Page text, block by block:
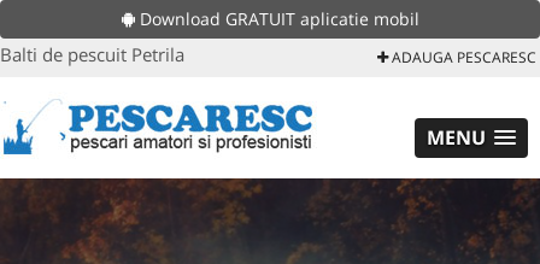
Download GRATUIT aplicatie mobil
Balti de pescuit Petrila ADAUGA PESCARESC
MENU